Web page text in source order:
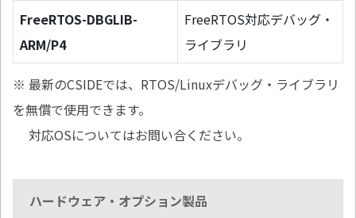
FreeRTOS-DBGLIB-
ARM/P4
FreeRTOS対応デバッグ・
ライブラリ
※ 最新のCSIDEでは、RTOS/Linuxデバッグ・ライブラリ
を無償で使用できます。
対応OSについてはお問い合ください。
ハードウェア・オプション製品